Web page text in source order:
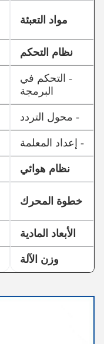
مواد التعبئة
نظام التحكم
- التحكم في
البرمجة
- محول التردد
- إعداد المعلمة
نظام هوائي
خطوة المحرك
الأبعاد المادية
وزن الآلة